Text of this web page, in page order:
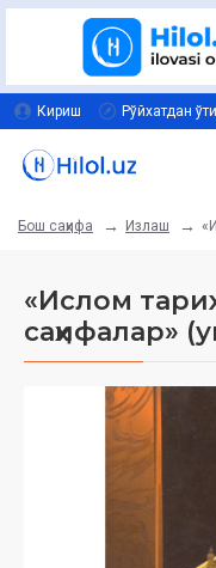
Кириш Рўйхатдан
Бош саҳифа Излаш
«Ислом
саҳифалар»